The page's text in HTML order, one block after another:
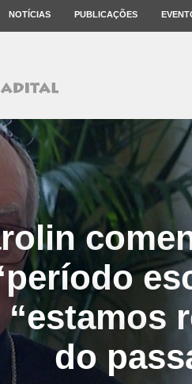
NOTÍCIAS PUBLICAÇÕES
“estamos
do